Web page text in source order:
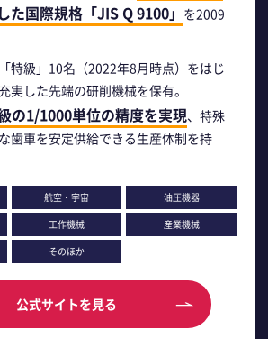
た国際規格「JIS Q 9100」 を2009
特級」10名（2022年8月時点）をはじ
実した先端の研削機械を保有。
の1/1000単位の精度を実現、特殊
歯車を安定供給できる生産体制を持
航空・宇宙
油圧機器
工作機械
産業機械
そのほか
公式サイトを見る